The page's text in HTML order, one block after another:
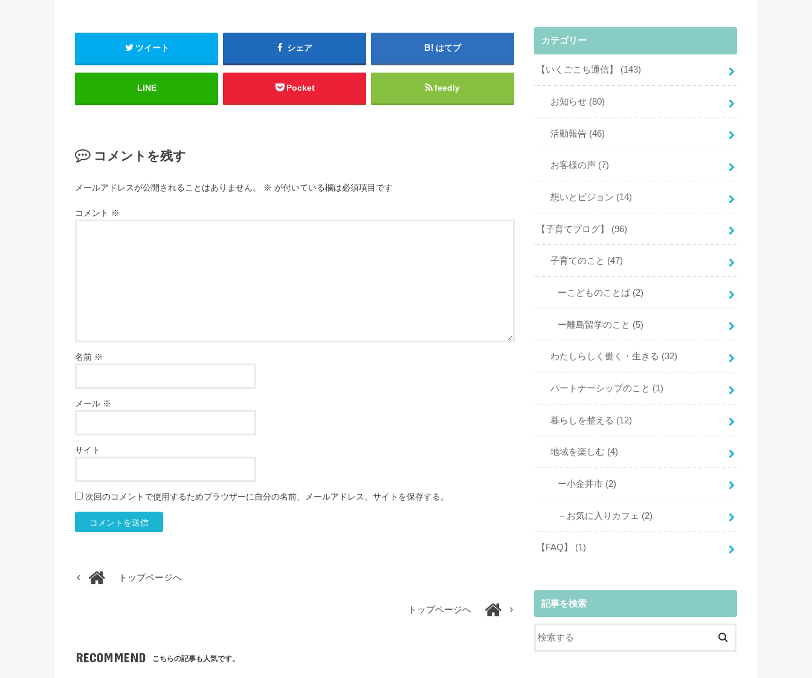
ツイート シェア はてブ
LINE Pocket feedly
コメントを残す
メールアドレスが公開されることはありません。 ※ が付いている欄は必須項目です
コメント ※
名前 ※
メール ※
サイト
次回のコメントで使用するためブラウザーに自分の名前、メールアドレス、サイトを保存する。
トップページへ
トップページへ
RECOMMEND こちらの記事も人気です。
カテゴリー
【いくごこち通信】 (143)
お知らせ (80)
活動報告 (46)
お客様の声 (7)
想いとビジョン (14)
【子育てブログ】 (96)
子育てのこと (47)
ーこどものことば (2)
ー離島留学のこと (5)
わたしらしく働く・生きる (32)
パートナーシップのこと (1)
暮らしを整える (12)
地域を楽しむ (4)
ー小金井市 (2)
－お気に入りカフェ (2)
【FAQ】 (1)
記事を検索